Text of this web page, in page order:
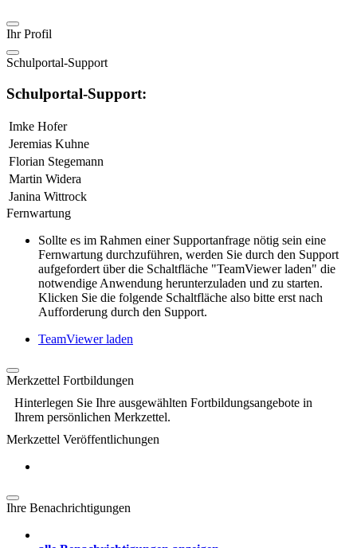
Ihr Profil
Schulportal-Support
Schulportal-Support:
Imke Hofer
Jeremias Kuhne
Florian Stegemann
Martin Widera
Janina Wittrock
Fernwartung
Sollte es im Rahmen einer Supportanfrage nötig sein eine
Fernwartung durchzuführen, werden Sie durch den Support
aufgefordert über die Schaltfläche "TeamViewer laden" die
notwendige Anwendung herunterzuladen und zu starten.
Klicken Sie die folgende Schaltfläche also bitte erst nach
Aufforderung durch den Support.
TeamViewer laden
Merkzettel Fortbildungen
Hinterlegen Sie Ihre ausgewählten Fortbildungsangebote in
Ihrem persönlichen Merkzettel.
Merkzettel Veröffentlichungen
Ihre Benachrichtigungen